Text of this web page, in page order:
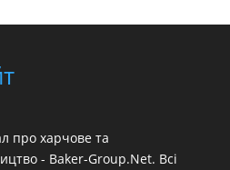
про харчове та
- Baker-Group.Net. Всі